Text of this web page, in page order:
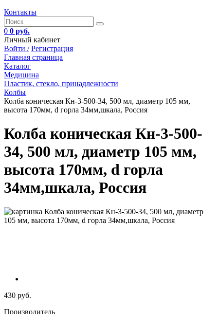
Контакты
0 0 руб.
Личный кабинет
Войти / Регистрация
Главная страница
Каталог
Медицина
Пластик, стекло, принадлежности
Колбы
Колба коническая Кн-3-500-34, 500 мл, диаметр 105 мм,
высота 170мм, d горла 34мм,шкала, Россия
Колба коническая Кн-3-500-
34, 500 мл, диаметр 105 мм,
высота 170мм, d горла
34мм,шкала, Россия
430 руб.
Производитель